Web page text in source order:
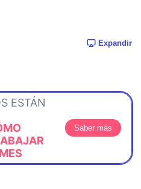
Expandir
ESTÁN
Saber más